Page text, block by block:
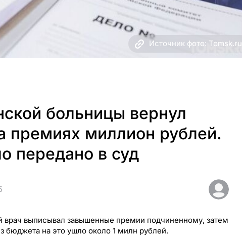
Источник фото: Tomsk.ru
больницы вернул
премиях миллион рублей.
передано в суд
врач выписывал завышенные премии подчиненному, затем
бюджета на это ушло около 1 милн рублей.